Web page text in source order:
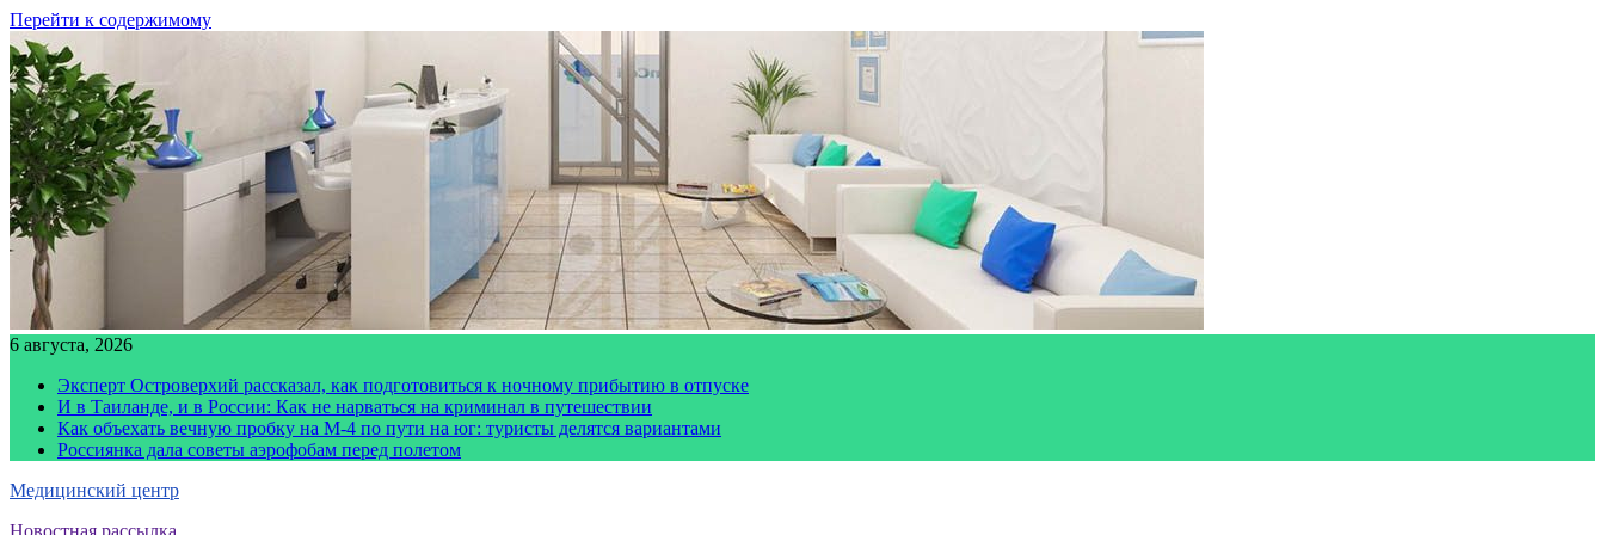
Перейти к содержимому
6 августа, 2026
Эксперт Островерхий рассказал, как подготовиться к ночному прибытию в отпуске
И в Таиланде, и в России: Как не нарваться на криминал в путешествии
Как объехать вечную пробку на М-4 по пути на юг: туристы делятся вариантами
Россиянка дала советы аэрофобам перед полетом
Медицинский центр
Новостная рассылка